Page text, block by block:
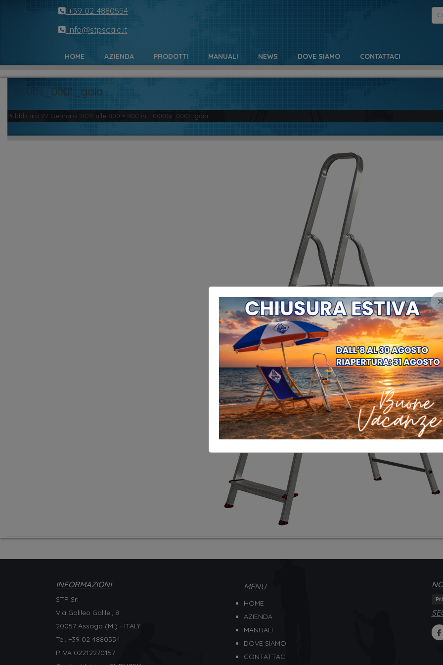
+39 02 4880554
info@stpscale.it
HOME AZIENDA PRODOTTI MANUALI NEWS DOVE SIAMO CONTATTACI
_0000s_0001_gaia
Pubblicato 27 Gennaio 2022 alle 800 × 800 in _0000s_0001_gaia
INFORMAZIONI
STP Srl
Via Galileo Galilei, 8
20057 Assago (MI) - ITALY
Tel. +39 02 4880554
P.IVA 02212270157
MENU
HOME
AZIENDA
MANUALI
DOVE SIAMO
CONTATTACI
×